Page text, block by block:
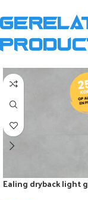
Ealing dryback light